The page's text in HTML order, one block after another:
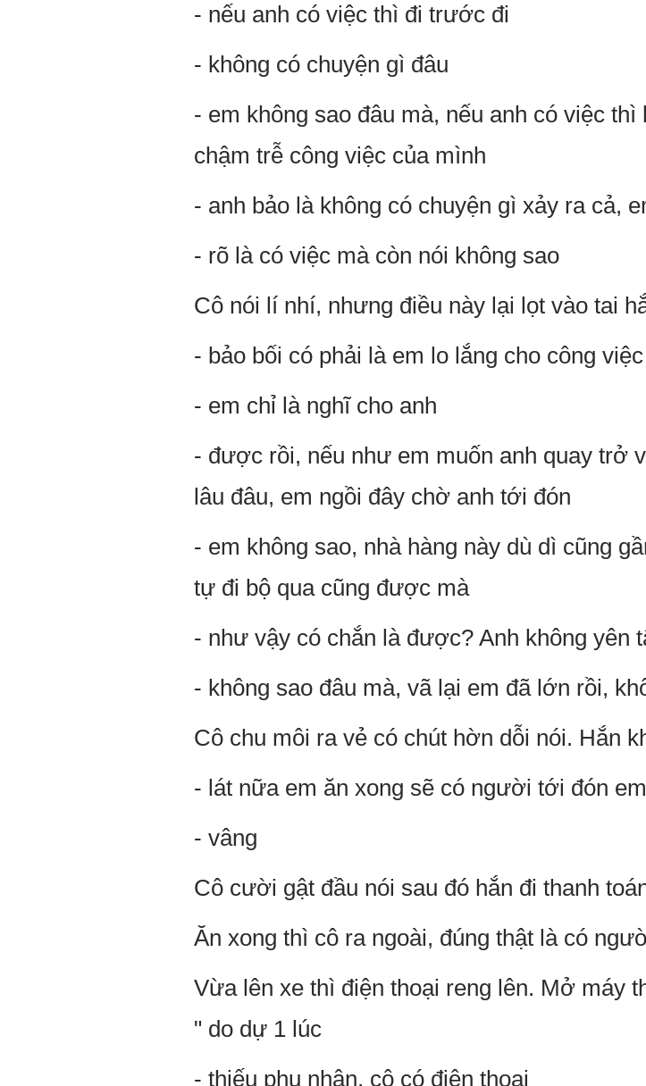
- nếu anh có việc thì đi trước đi
- không có chuyện gì đâu
- em không sao đâu mà, nếu anh có việc
chậm trễ công việc của mình
- anh bảo là không có chuyện gì xảy ra cả,
- rõ là có việc mà còn nói không sao
Cô nói lí nhí, nhưng điều này lại lọt vào tai
- bảo bối có phải là em lo lắng cho công
- em chỉ là nghĩ cho anh
- được rồi, nếu như em muốn anh quay trở
lâu đâu, em ngồi đây chờ anh tới đón
- em không sao, nhà hàng này dù dì cũng
tự đi bộ qua cũng được mà
- như vậy có chắn là được? Anh không yên
- không sao đâu mà, vã lại em đã lớn rồi,
Cô chu môi ra vẻ có chút hờn dỗi nói. Hắn
- lát nữa em ăn xong sẽ có người tới đón
- vâng
Cô cười gật đầu nói sau đó hắn đi thanh
Ăn xong thì cô ra ngoài, đúng thật là có
Vừa lên xe thì điện thoại reng lên. Mở máy
" do dự 1 lúc
- thiếu phu nhân, cô có điện thoại